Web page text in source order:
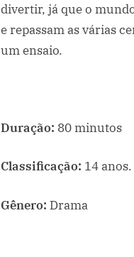
divertir, já que o
e repassam as várias
um ensaio.
Duração: 80 minutos
Classificação: 14 anos.
Gênero: Drama